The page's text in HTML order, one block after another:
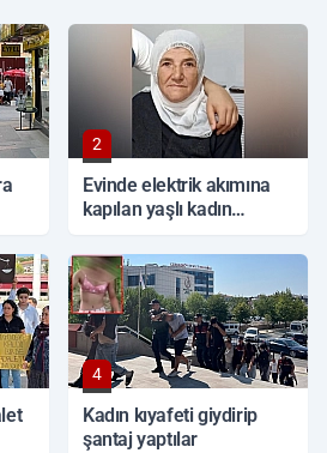
2
Evinde elektrik akımına
kapılan yaşlı kadın
4
Kadın kıyafeti giydirip
şantaj yaptılar